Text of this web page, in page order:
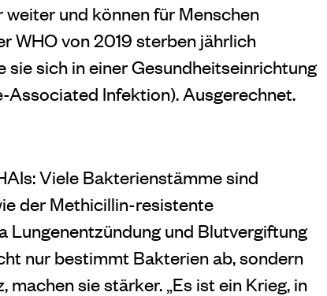
und können für Menschen
WHO von 2019 sterben jährlich
sich in einer Gesundheitseinrichtung
Associated Infektion). Ausgerechnet.
Viele Bakterienstämme sind
der Methicillin-resistente
Lungenentzündung und Blutvergiftung
nur bestimmt Bakterien ab, sondern
sie stärker. „Es ist ein Krieg, in